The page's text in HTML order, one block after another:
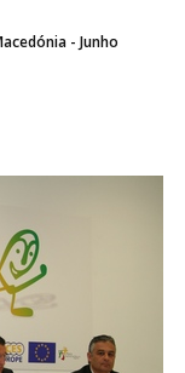
- Junho